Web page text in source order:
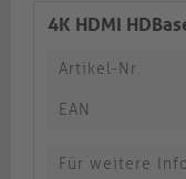
4K HDMI
Artikel-Nr.
EAN
Für weitere